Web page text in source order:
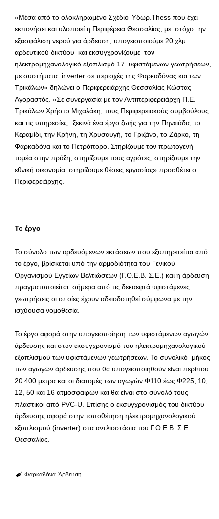
«Μέσα από το ολοκληρωμένο Σχέδιο Ύδωρ.Thess που έχει
εκπονήσει και υλοποιεί η Περιφέρεια Θεσσαλίας, με στόχο την
εξασφάλιση νερού για άρδευση, υπογειοποιούμε 20 χλμ
αρδευτικού δικτύου και εκσυγχρονίζουμε τον
ηλεκτρομηχανολογικό εξοπλισμό 17 υφιστάμενων γεωτρήσεων,
με συστήματα inverter σε περιοχές της Φαρκαδόνας και των
Τρικάλων» δηλώνει ο Περιφερειάρχης Θεσσαλίας Κώστας
Αγοραστός. «Σε συνεργασία με τον Αντιπεριφερειάρχη Π.Ε.
Τρικάλων Χρήστο Μιχαλάκη, τους Περιφερειακούς συμβούλους
και τις υπηρεσίες, ξεκινά ένα έργο ζωής για την Πηνειάδα, το
Κεραμίδι, την Κρήνη, τη Χρυσαυγή, το Γριζάνο, το Ζάρκο, τη
Φαρκαδόνα και το Πετρόπορο. Στηρίζουμε τον πρωτογενή
τομέα στην πράξη, στηρίζουμε τους αγρότες, στηρίζουμε την
εθνική οικονομία, στηρίζουμε θέσεις εργασίας» προσθέτει ο
Περιφερειάρχης.
Το έργο
Το σύνολο των αρδευόμενων εκτάσεων που εξυπηρετείται από
το έργο, βρίσκεται υπό την αρμοδιότητα του Γενικού
Οργανισμού Εγγείων Βελτιώσεων (Γ.Ο.Ε.Β. Σ.Ε.) και η άρδευση
πραγματοποιείται σήμερα από τις δεκαεφτά υφιστάμενες
γεωτρήσεις οι οποίες έχουν αδειοδοτηθεί σύμφωνα με την
ισχύουσα νομοθεσία.
Το έργο αφορά στην υπογειοποίηση των υφιστάμενων αγωγών
άρδευσης και στον εκσυγχρονισμό του ηλεκτρομηχανολογικού
εξοπλισμού των υφιστάμενων γεωτρήσεων. Το συνολικό μήκος
των αγωγών άρδευσης που θα υπογειοποιηθούν είναι περίπου
20.400 μέτρα και οι διατομές των αγωγών Φ110 έως Φ225, 10,
12, 50 και 16 ατμοσφαιρών και θα είναι στο σύνολό τους
πλαστικοί από PVC-U. Επίσης ο εκσυγχρονισμός του δικτύου
άρδευσης αφορά στην τοποθέτηση ηλεκτρομηχανολογικού
εξοπλισμού (inverter) στα αντλιοστάσια του Γ.Ο.Ε.Β. Σ.Ε.
Θεσσαλίας.
Φαρκαδόνα. Άρδευση